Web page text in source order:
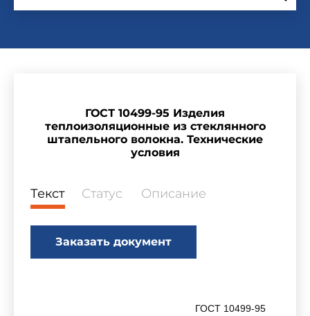
ГОСТ 10499-95 Изделия
теплоизоляционные из стеклянного
штапельного волокна. Технические
условия
Текст Статус Описание
Заказать документ
ГОСТ 10499-95